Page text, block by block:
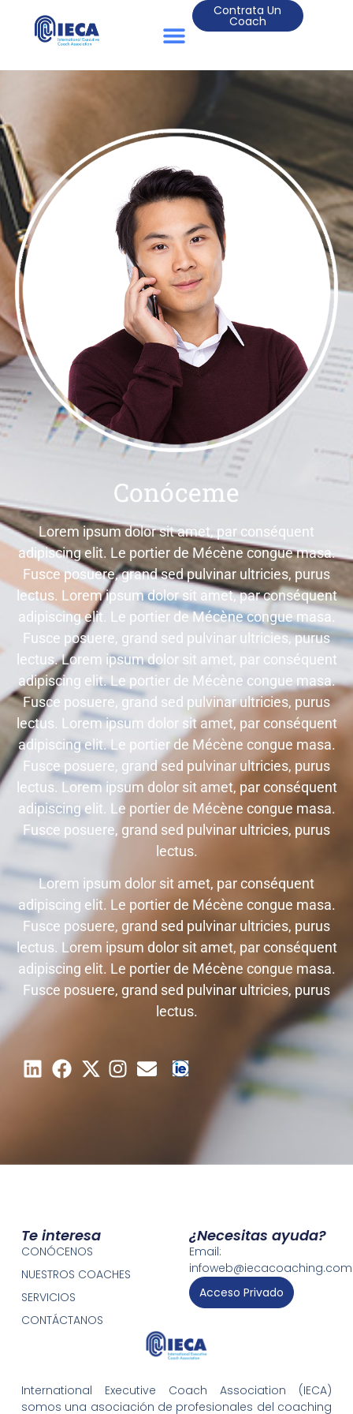
Contrata Un
Coach
Conóceme
Lorem ipsum dolor sit amet, par conséquent
adipiscing elit. Le portier de Mécène congue masa.
Fusce posuere, grand sed pulvinar ultricies, purus
lectus. Lorem ipsum dolor sit amet, par conséquent
adipiscing elit. Le portier de Mécène congue masa.
Fusce posuere, grand sed pulvinar ultricies, purus
lectus. Lorem ipsum dolor sit amet, par conséquent
adipiscing elit. Le portier de Mécène congue masa.
Fusce posuere, grand sed pulvinar ultricies, purus
lectus. Lorem ipsum dolor sit amet, par conséquent
adipiscing elit. Le portier de Mécène congue masa.
Fusce posuere, grand sed pulvinar ultricies, purus
lectus. Lorem ipsum dolor sit amet, par conséquent
adipiscing elit. Le portier de Mécène congue masa.
Fusce posuere, grand sed pulvinar ultricies, purus
lectus.
Lorem ipsum dolor sit amet, par conséquent
adipiscing elit. Le portier de Mécène congue masa.
Fusce posuere, grand sed pulvinar ultricies, purus
lectus. Lorem ipsum dolor sit amet, par conséquent
adipiscing elit. Le portier de Mécène congue masa.
Fusce posuere, grand sed pulvinar ultricies, purus
lectus.
International Executive Coach Association (IECA)
somos una asociación de profesionales del coaching
Te interesa
CONÓCENOS
NUESTROS COACHES
SERVICIOS
CONTÁCTANOS
¿Necesitas ayuda?
Email:
infoweb@iecacoaching.com
Acceso Privado